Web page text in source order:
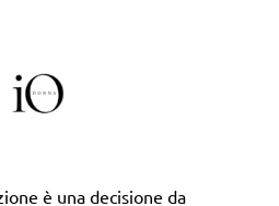
è una decisione da